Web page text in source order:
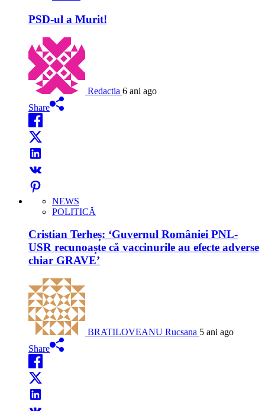
PSD-ul a Murit!
Redactia 6 ani ago
Share
NEWS
POLITICĂ
Cristian Terheș: ‘Guvernul României PNL-
USR recunoaște că vaccinurile au efecte adverse
chiar GRAVE’
BRATILOVEANU Rucsana 5 ani ago
Share